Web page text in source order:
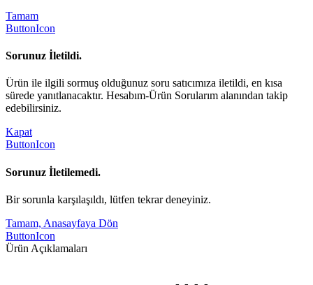
Tamam
ButtonIcon
Sorunuz İletildi.
Ürün ile ilgili sormuş olduğunuz soru satıcımıza iletildi, en kısa
sürede yanıtlanacaktır. Hesabım-Ürün Sorularım alanından takip
edebilirsiniz.
Kapat
ButtonIcon
Sorunuz İletilemedi.
Bir sorunla karşılaşıldı, lütfen tekrar deneyiniz.
Tamam, Anasayfaya Dön
ButtonIcon
Ürün Açıklamaları